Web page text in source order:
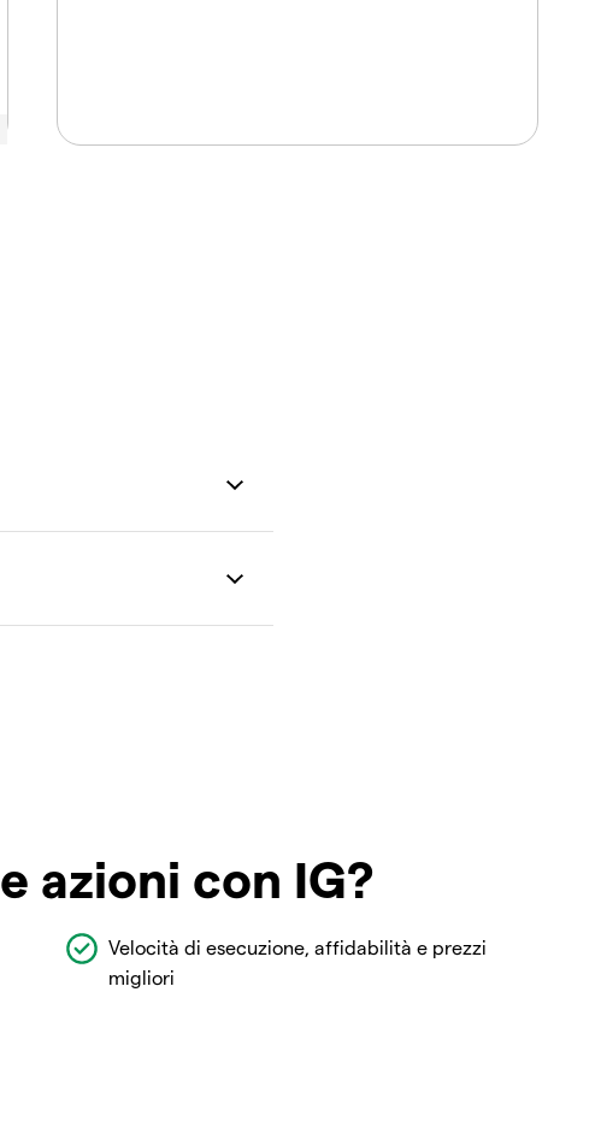
azioni con IG?
Velocità di esecuzione, affidabilità e prezzi
migliori